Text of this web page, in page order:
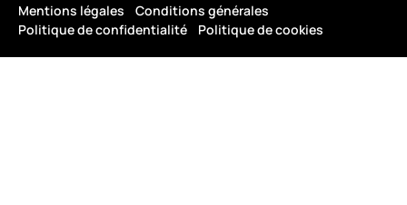
Mentions légales
Conditions générales
Politique de confidentialité
Politique de cookies